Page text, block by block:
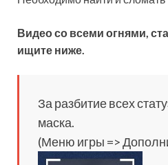
Видео со всеми огнями,
ищите ниже.
За разбитие всех
маска.
(Меню игры =>